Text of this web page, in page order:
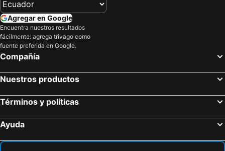
Agregar en Google
Encuentra nuestros resultados
fácilmente: agrega trivago como
fuente preferida en Google.
Compañía
Nuestros productos
Términos y políticas
Ayuda